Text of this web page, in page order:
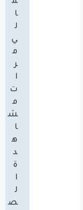
ا
ل
ي
م
ر
ا
ت
م
ش
ا
ه
د
ة
ا
ل
ص